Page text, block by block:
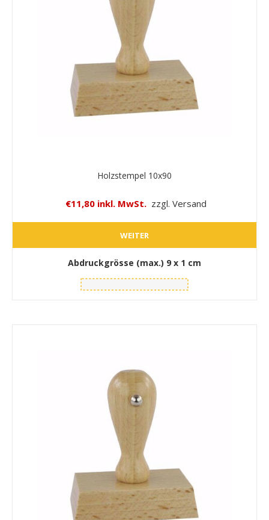
Holzstempel 10x90
€11,80 inkl. MwSt. zzgl. Versand
WEITER
Abdruckgrösse (max.) 9 x 1 cm